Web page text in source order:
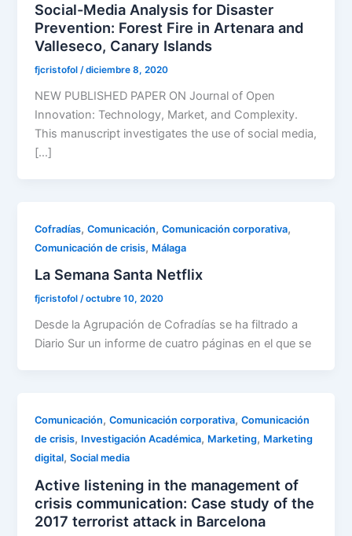
Social-Media Analysis for Disaster
Prevention: Forest Fire in Artenara and
Valleseco, Canary Islands
fjcristofol/diciembre 8, 2020
NEW PUBLISHED PAPER ON Journal of Open
Innovation: Technology, Market, and Complexity.
This manuscript investigates the use of social media,
[…]
Cofradías,Comunicación,Comunicación corporativa,
Comunicación de crisis, Málaga
La Semana Santa Netflix
fjcristofol/octubre 10, 2020
Desde la Agrupación de Cofradías se ha filtrado a
Diario Sur un informe de cuatro páginas en el que se
Comunicación,Comunicación corporativa,Comunicación
de crisis, Investigación Académica, Marketing, Marketing
digital,Social media
Active listening in the management of
crisis communication: Case study of the
2017 terrorist attack in Barcelona